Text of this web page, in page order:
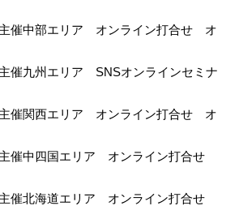
催中部エリア オンライン打合せ オ
催九州エリア SNSオンラインセミナ
催関西エリア オンライン打合せ オ
催中四国エリア オンライン打合せ
催北海道エリア オンライン打合せ